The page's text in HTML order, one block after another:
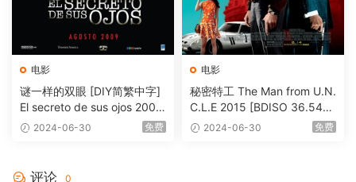
电影
谜一样的双眼 [DIY简繁中字]
El secreto de sus ojos 2009
1080p Blu-ray AVC DTS-HD
2024-06-30 免费
电影
秘密特工 The Man from U.N.
C.L.E 2015 [BDISO 36.54G
B] 2024-06-30 免费
评论 0